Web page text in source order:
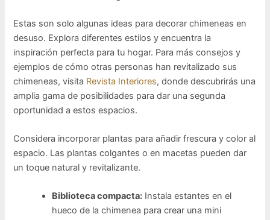
Estas son solo algunas ideas para decorar chimeneas en
desuso. Explora diferentes estilos y encuentra la
inspiración perfecta para tu hogar. Para más consejos y
ejemplos de cómo otras personas han revitalizado sus
chimeneas, visita Revista Interiores, donde descubrirás una
amplia gama de posibilidades para dar una segunda
oportunidad a estos espacios.
Considera incorporar plantas para añadir frescura y color al
espacio. Las plantas colgantes o en macetas pueden dar
un toque natural y revitalizante.
Biblioteca compacta: Instala estantes en el
hueco de la chimenea para crear una mini